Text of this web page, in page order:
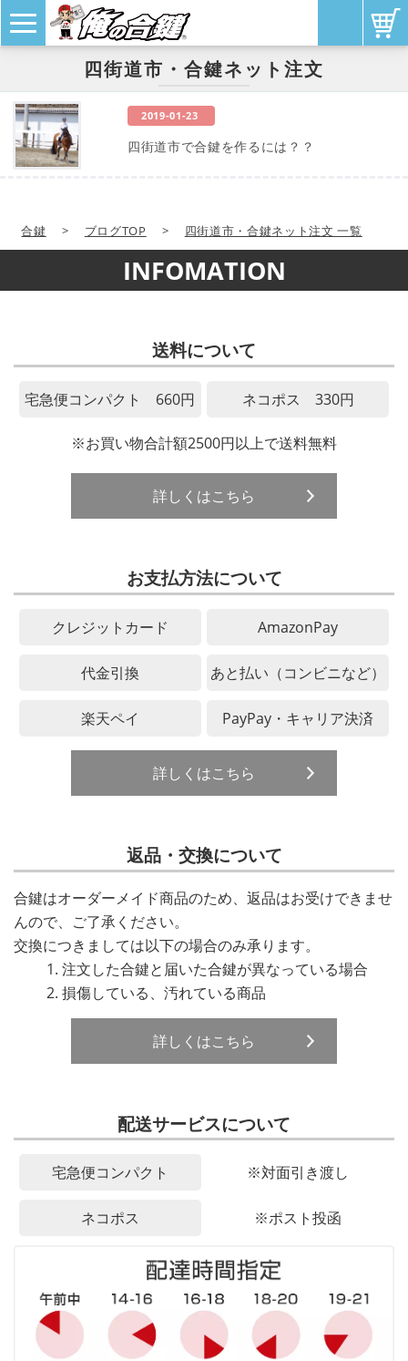
四街道市・合鍵ネット注文
2019-01-23
四街道市で合鍵を作るには？？
合鍵 > ブログTOP > 四街道市・合鍵ネット注文 一覧
INFOMATION
送料について
宅急便コンパクト 660円 ネコポス 330円
※お買い物合計額2500円以上で送料無料
詳しくはこちら
お支払方法について
クレジットカード AmazonPay
代金引換 あと払い（コンビニなど）
楽天ペイ PayPay・キャリア決済
詳しくはこちら
返品・交換について
合鍵はオーダーメイド商品のため、返品はお受けできませ
んので、ご了承ください。
交換につきましては以下の場合のみ承ります。
注文した合鍵と届いた合鍵が異なっている場合
損傷している、汚れている商品
詳しくはこちら
配送サービスについて
宅急便コンパクト ※対面引き渡し
ネコポス ※ポスト投函